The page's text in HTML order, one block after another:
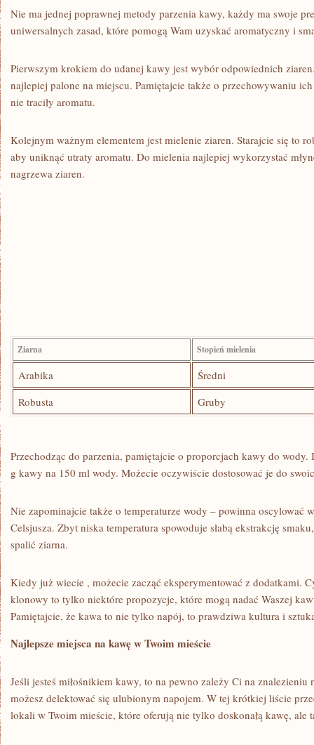
Nie ma jednej poprawnej metody parzenia kawy, każdy ma swoje
uniwersalnych zasad, które pomogą ‍Wam uzyskać aromatyczny i
Pierwszym krokiem‍ do udanej kawy jest wybór odpowiednich
najlepiej palone na miejscu. Pamiętajcie także o przechowywaniu
nie traciły aromatu.
Kolejnym ważnym⁢ elementem jest mielenie ziaren. Starajcie się to⁤
aby uniknąć utraty aromatu.⁣ Do⁢ mielenia najlepiej wykorzystać
nagrzewa ziaren.
Ziarna Stopień mielenia
Arabika
Średni
Robusta
Gruby
Przechodząc do parzenia, pamiętajcie o proporcjach kawy do wody.
g kawy⁣ na 150 ml wody. Możecie oczywiście dostosować je do
Nie zapominajcie także o temperaturze ⁣wody – powinna ‍oscylować
Celsjusza. Zbyt niska temperatura⁣ spowoduje słabą ekstrakcję
spalić ziarna.
Kiedy już wiecie , możecie zacząć eksperymentować‌ z⁣ dodatkami.
klonowy​ to tylko niektóre‍ propozycje, które mogą nadać Waszej
Pamiętajcie, że ​kawa to nie tylko napój, to prawdziwa kultura i
Najlepsze miejsca na ⁢kawę w Twoim mieście
Jeśli jesteś miłośnikiem kawy, to na pewno zależy Ci‌ na znalezieniu
możesz delektować się ulubionym napojem. W tej krótkiej liście
lokali w Twoim mieście, które oferują nie tylko doskonałą kawę, ale